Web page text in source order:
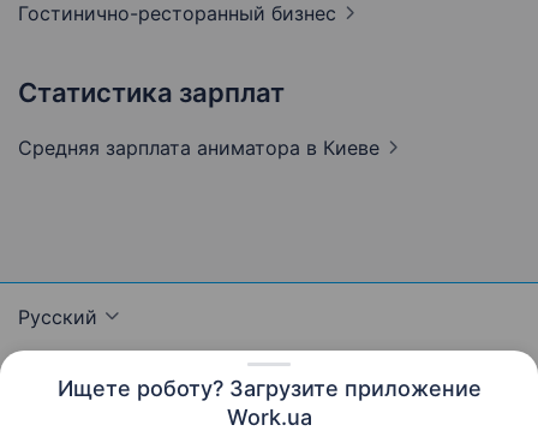
Ищете роботу? Загрузите приложение
Work.ua
Гостинично-ресторанный бизнес
Статистика зарплат
Средняя зарплата аниматора в Киеве
Русский